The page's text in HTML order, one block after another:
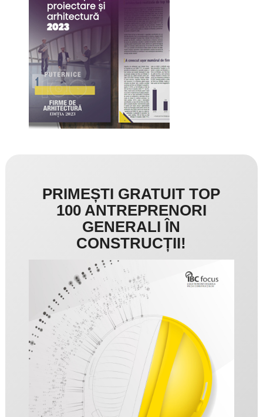
PRIMEȘTI GRATUIT TOP
100 ANTREPRENORI
GENERALI ÎN
CONSTRUCȚII!